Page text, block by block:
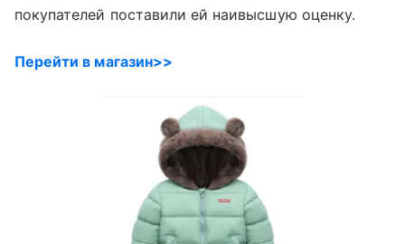
покупателей поставили ей наивысшую оценку.
Перейти в магазин>>